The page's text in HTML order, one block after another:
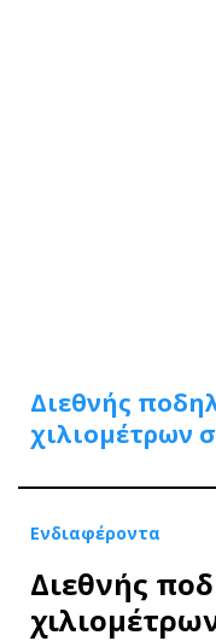
Διεθνής
χιλιομέτρων
Ενδιαφέροντα
Διεθνής